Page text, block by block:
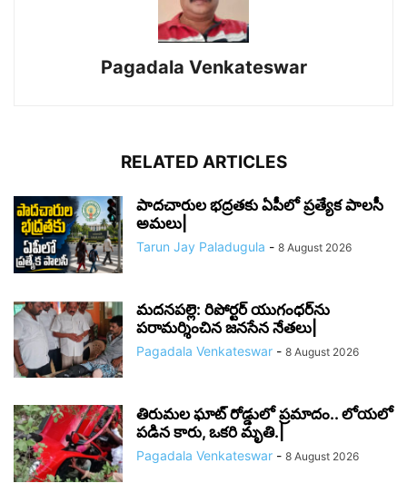
Pagadala Venkateswar
RELATED ARTICLES
పాదచారుల భద్రతకు ఏపీలో ప్రత్యేక పాలసీ
అమలు|
Tarun Jay Paladugula - 8 August 2026
మదనపల్లె: రిపోర్టర్ యుగంధర్‌ను
పరామర్శించిన జనసేన నేతలు|
Pagadala Venkateswar - 8 August 2026
తిరుమల ఘాట్ రోడ్డులో ప్రమాదం.. లోయలో
పడిన కారు, ఒకరి మృతి.|
Pagadala Venkateswar - 8 August 2026